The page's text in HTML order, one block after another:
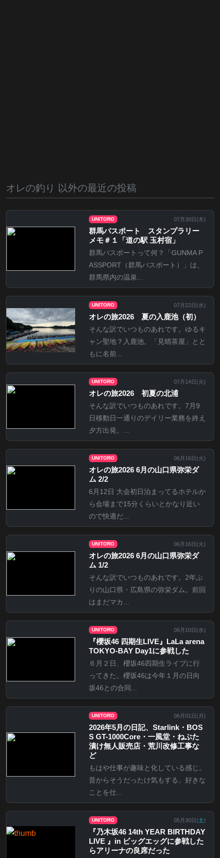
オレの釣り 以外の最近の投稿
UNITORO 07月30日(木)
群馬パスポート スタンプラリー
メモ＃１「道の駅 玉村宿」
群馬パスポートって何？「GUNMA P
ASSPORT（群馬パスポート）」は、
群馬県内の温泉...
UNITORO 07月22日(水)
オレの旅2026 夏の入鹿池（初）
そんな訳でいつものあれです。ゆるキ
ャン聖地？入鹿池。「見晴茶屋」とと
もに名前...
UNITORO 07月14日(火)
オレの旅2026 初夏の北浦
そんな訳でいつものあれです。7月9
日移動日一通りのデイリー業務を終え
夕方出発。...
UNITORO 06月16日(火)
オレの旅2026 6月の山口県弥栄ダ
ム 2/2
6月12日 大会初日泊まってるホテルか
ら会場まで15分くらいとかなり近い
ので快適だ...
UNITORO 06月16日(火)
オレの旅2026 6月の山口県弥栄ダ
ム 1/2
そんな訳でいつものあれです。2年ぶ
りの山口県・広島県の弥栄ダム。前回
はまだマカ...
UNITORO 06月10日(水)
『櫻坂46 四期生LIVE』LaLa arena
TOKYO-BAY Day1に参戦した
６月２日、櫻坂46四期生ライブに行
ってきた。櫻坂46は今年１月の日向
坂46との合同...
UNITORO 06月01日( 月)
2026年5月の日記、Starlink・BOS
S GT-1000Core・一風堂・ねぶた
漬け無人販売店・荒川改修工事な
ど
もはや仕事が趣味と化している感じ。
昔からそうだったけ気もする。好きな
ことを仕...
UNITORO 05月30日(土)
『乃⽊坂46 14th YEAR BIRTHDAY
LIVE 』in ビッグエッグに参戦した
らアリーナの良席だった